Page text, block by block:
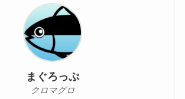
まぐろっぷ
クロマグロ